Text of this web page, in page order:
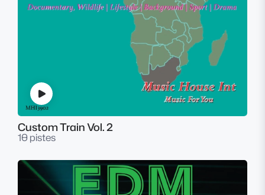
Custom Train Vol. 2
10 pistes